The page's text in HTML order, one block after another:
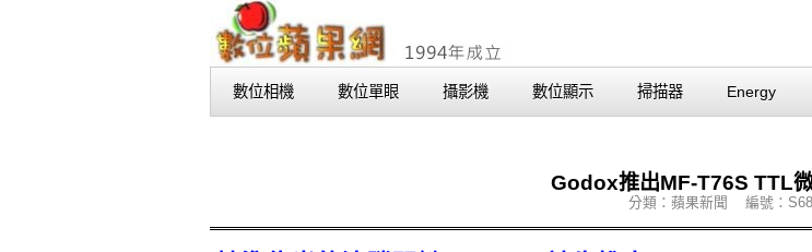
數位相機 數位單眼 攝影機 數位顯示 掃描器 Energy
Godox推出MF-T76S TTL
分類：蘋果新聞 編號：